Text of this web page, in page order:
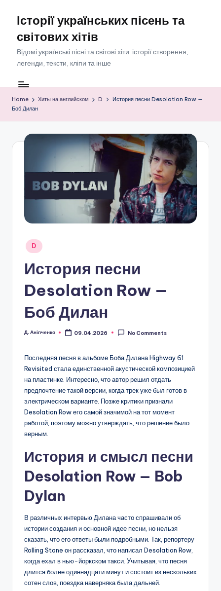
content
Історії українських пісень та
світових хітів
Відомі українські пісні та світові хіти: історії створення,
легенди, тексти, кліпи та інше
Home Хиты на английском D
История песни Desolation Row —
Боб Дилан
Posted
in
D
История песни
Desolation Row —
Боб Дилан
Posted
Д. Аніпченко 09.04.2026 No Comments
Последняя песня в альбоме Боба Дилана Highway 61
Revisited стала единственной акустической композицией
на пластинке. Интересно, что автор решил отдать
предпочтение такой версии, когда трек уже был готов в
электрическом варианте. Позже критики признали
Desolation Row его самой значимой на тот момент
работой, поэтому можно утверждать, что решение было
верным.
История и смысл песни
Desolation Row — Bob
Dylan
В различных интервью Дилана часто спрашивали об
истории создания и основной идее песни, но нельзя
сказать, что его ответы были подробными. Так, репортеру
Rolling Stone он рассказал, что написал Desolation Row,
когда ехал в нью-йоркском такси. Учитывая, что песня
длится более одиннадцати минут и состоит из нескольких
сотен слов, поездка наверняка была дальней.